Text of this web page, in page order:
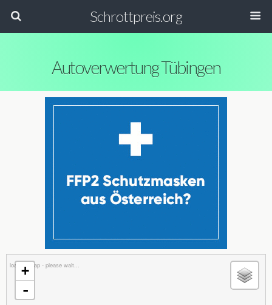
Schrottpreis.org
Autoverwertung Tübingen
loading map - please wait...
+
-